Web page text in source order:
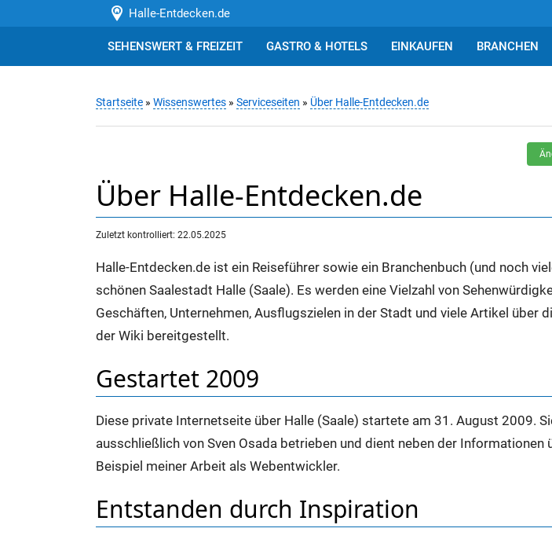
Halle-Entdecken.de
SEHENSWERT & FREIZEIT GASTRO & HOTELS EINKAUFEN BRANCHEN
Startseite » Wissenswertes » Serviceseiten » Über Halle-Entdecken.de
Über Halle-Entdecken.de
Zuletzt kontrolliert: 22.05.2025
Halle-Entdecken.de ist ein Reiseführer sowie ein Branchenbuch (und noch
schönen Saalestadt Halle (Saale). Es werden eine Vielzahl von
Geschäften, Unternehmen, Ausflugszielen in der Stadt und viele Artikel über
der Wiki bereitgestellt.
Gestartet 2009
Diese private Internetseite über Halle (Saale) startete am 31. August 2009.
ausschließlich von Sven Osada betrieben und dient neben der Informationen
Beispiel meiner Arbeit als Webentwickler.
Entstanden durch Inspiration